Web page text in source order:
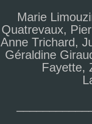
Marie
Quatrevaux,
Anne Trichard,
Géraldine
Fayette,